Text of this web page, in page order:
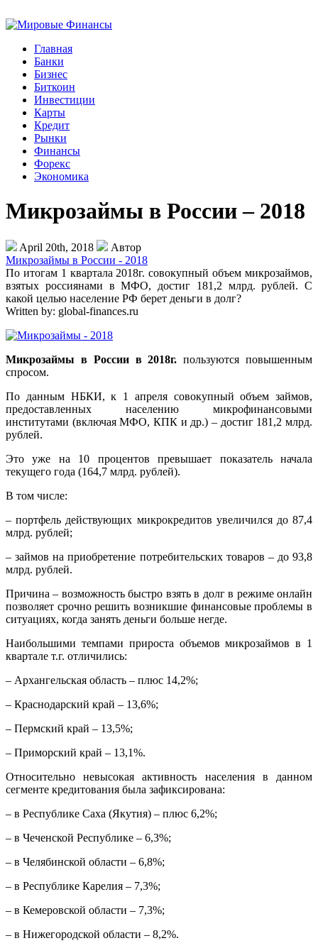
Главная
Банки
Бизнес
Биткоин
Инвестиции
Карты
Кредит
Рынки
Финансы
Форекс
Экономика
Микрозаймы в России – 2018
April 20th, 2018
Автор
Микрозаймы в России - 2018
По итогам 1 квартала 2018г. совокупный объем микрозаймов,
взятых россиянами в МФО, достиг 181,2 млрд. рублей. С
какой целью население РФ берет деньги в долг?
Written by: global-finances.ru
Микрозаймы в России в 2018г. пользуются повышенным
спросом.
По данным НБКИ, к 1 апреля совокупный объем займов,
предоставленных населению микрофинансовыми
институтами (включая МФО, КПК и др.) – достиг 181,2 млрд.
рублей.
Это уже на 10 процентов превышает показатель начала
текущего года (164,7 млрд. рублей).
В том числе:
– портфель действующих микрокредитов увеличился до 87,4
млрд. рублей;
– займов на приобретение потребительских товаров – до 93,8
млрд. рублей.
Причина – возможность быстро взять в долг в режиме онлайн
позволяет срочно решить возникшие финансовые проблемы в
ситуациях, когда занять деньги больше негде.
Наибольшими темпами прироста объемов микрозаймов в 1
квартале т.г. отличились:
– Архангельская область – плюс 14,2%;
– Краснодарский край – 13,6%;
– Пермский край – 13,5%;
– Приморский край – 13,1%.
Относительно невысокая активность населения в данном
сегменте кредитования была зафиксирована:
– в Республике Саха (Якутия) – плюс 6,2%;
– в Чеченской Республике – 6,3%;
– в Челябинской области – 6,8%;
– в Республике Карелия – 7,3%;
– в Кемеровской области – 7,3%;
– в Нижегородской области – 8,2%.